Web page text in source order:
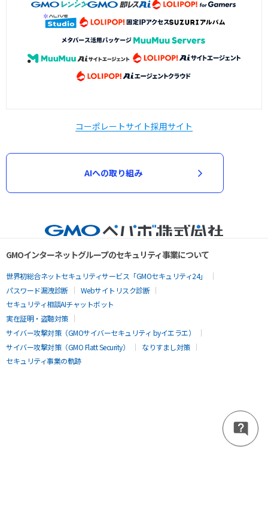
コーポレートサイト採用サイト
AIへの取り組み
GMOインターネットグループのセキュリティ事業について
世界初総合ネットセキュリティサービス「GMOセキュリティ24」
パスワード漏洩診断
Webサイトリスク診断
セキュリティ相談AIチャットボット
実在証明・盗聴対策
サイバー攻撃対策（GMOサイバーセキュリティ byイエラエ）
サイバー攻撃対策（GMO Flatt Security）
なりすまし対策
セキュリティ事業の軌跡